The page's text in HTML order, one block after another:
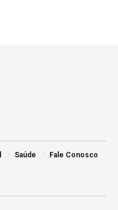
Saúde Fale Conosco